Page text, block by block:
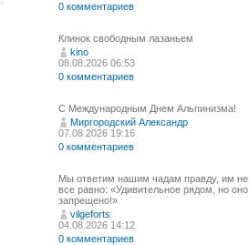
0 комментариев
Клинок свободным лазаньем
kino
08.08.2026 06:53
0 комментариев
С Международным Днем Альпинизма!⁠
Миргородский Александр
07.08.2026 19:16
0 комментариев
Мы ответим нашим чадам правду, им не
все равно: «Удивительное рядом, но оно
запрещено!»
vilgeforts
04.08.2026 14:12
0 комментариев